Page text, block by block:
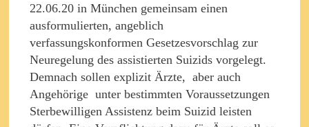
22.06.20 in München gemeinsam einen
ausformulierten, angeblich
verfassungskonformen Gesetzesvorschlag zur
Neuregelung des assistierten Suizids vorge­legt.
Demnach sollen explizit Ärzte, ­ aber auch
Angehörige ­ unter bestimmten Voraus­setzun­gen
Sterbewilligen Assistenz beim Suizid leisten